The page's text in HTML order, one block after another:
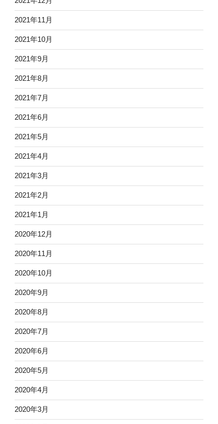
2021年11月
2021年10月
2021年9月
2021年8月
2021年7月
2021年6月
2021年5月
2021年4月
2021年3月
2021年2月
2021年1月
2020年12月
2020年11月
2020年10月
2020年9月
2020年8月
2020年7月
2020年6月
2020年5月
2020年4月
2020年3月